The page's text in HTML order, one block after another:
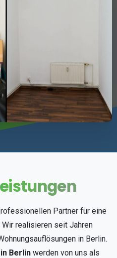
Partner für eine
Wir realisieren seit Jahren
in Berlin.
Berlinwerden von uns als